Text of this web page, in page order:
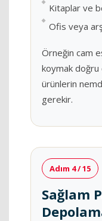
Kitaplar ve
Ofis veya
Örneğin cam
koymak doğru
ürünlerin
gerekir.
Adım 4 / 15
Sağlam